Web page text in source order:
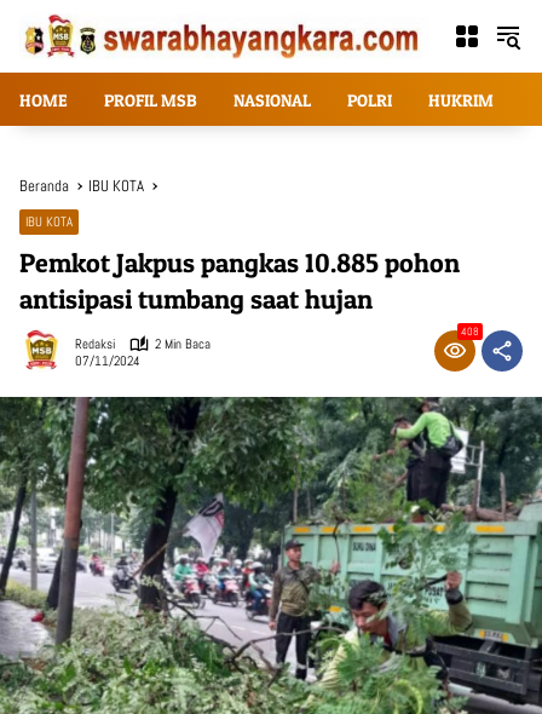
Langsung
konten
HOME PROFIL MSB NASIONAL POLRI HUKRIM
Beranda IBU KOTA
IBU KOTA
Pemkot Jakpus pangkas 10.885 pohon
antisipasi tumbang saat hujan
Redaksi
2 Min Baca
07/11/2024
408